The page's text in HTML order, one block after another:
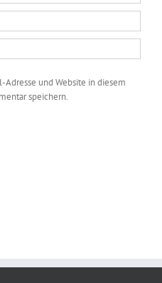
Adresse und Website in diesem
speichern.